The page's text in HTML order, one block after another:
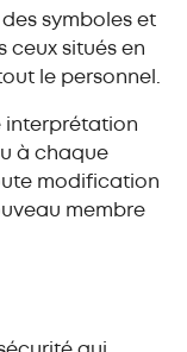
symboles et
ceux situés en
le personnel.
interprétation
à chaque
modification
membre